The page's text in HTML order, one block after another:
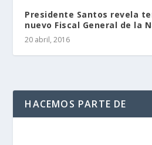
Presidente Santos revela
nuevo Fiscal General de la
20 abril, 2016
HACEMOS PARTE DE